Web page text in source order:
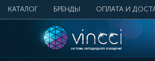
КАТАЛОГ БРЕНДЫ ОПЛАТА И